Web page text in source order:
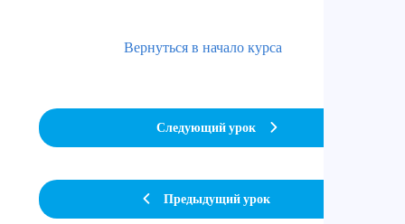
Предыдущий урок
Вернуться в начало курса
Следующий урок